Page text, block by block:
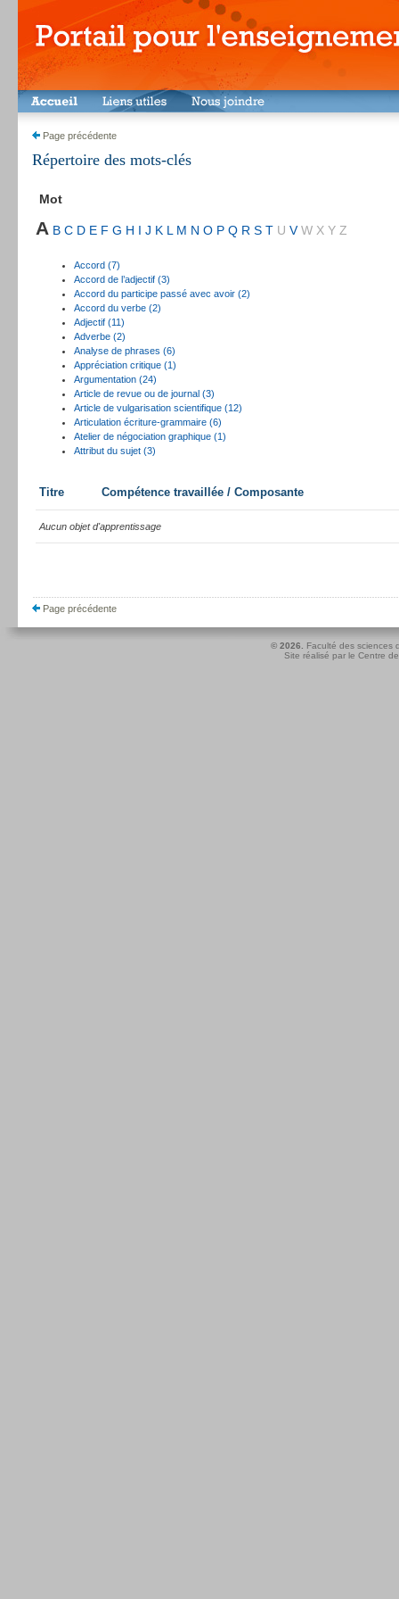
Page précédente
Répertoire des mots-clés
Mot
A B C D E F G H I J K L M N O P Q R S T U V W X Y Z
Accord (7)
Accord de l’adjectif (3)
Accord du participe passé avec avoir (2)
Accord du verbe (2)
Adjectif (11)
Adverbe (2)
Analyse de phrases (6)
Appréciation critique (1)
Argumentation (24)
Article de revue ou de journal (3)
Article de vulgarisation scientifique (12)
Articulation écriture-grammaire (6)
Atelier de négociation graphique (1)
Attribut du sujet (3)
Titre Compétence travaillée / Composante
Aucun objet d'apprentissage
Page précédente
© 2026.
Faculté des sciences
Site réalisé par le Centre